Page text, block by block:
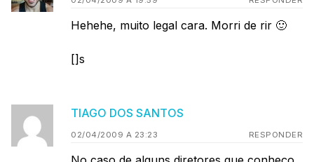
Hehehe, muito legal cara. Morri de rir 🙂
[]s
TIAGO DOS SANTOS
02/04/2009 A 23:23 RESPONDER